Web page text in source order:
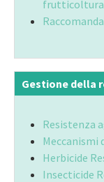
frutticoltura
Gestione della
Resistenza
Meccanismi
Herbicide
Insecticide